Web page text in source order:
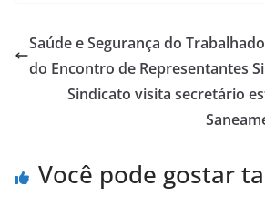
e
b
o
s
A
p
er e
Saúde e Segurança do
do Encontro de Representantes
Sindicato visita secretário
Você pode gostar